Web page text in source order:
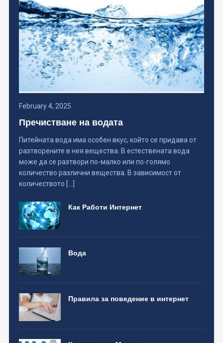
February 4, 2025
Пречистване на водата
Питейната вода има особен вкус, който се придава от
разтворените в нея вещества. В естествената вода
може да се разтвори по-малко или по-голямо
количество различни вещества. В зависимост от
количеството […]
Как Работи Интернет
Вода
Правила за поведение в интернет